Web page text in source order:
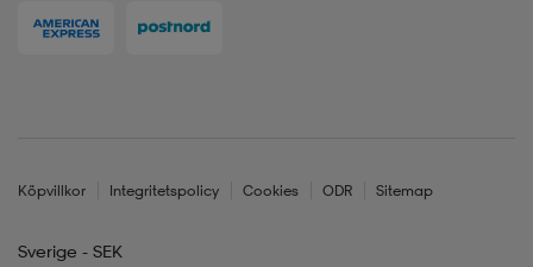
Köpvillkor Integritetspolicy Cookies ODR Sitemap
Sverige - SEK